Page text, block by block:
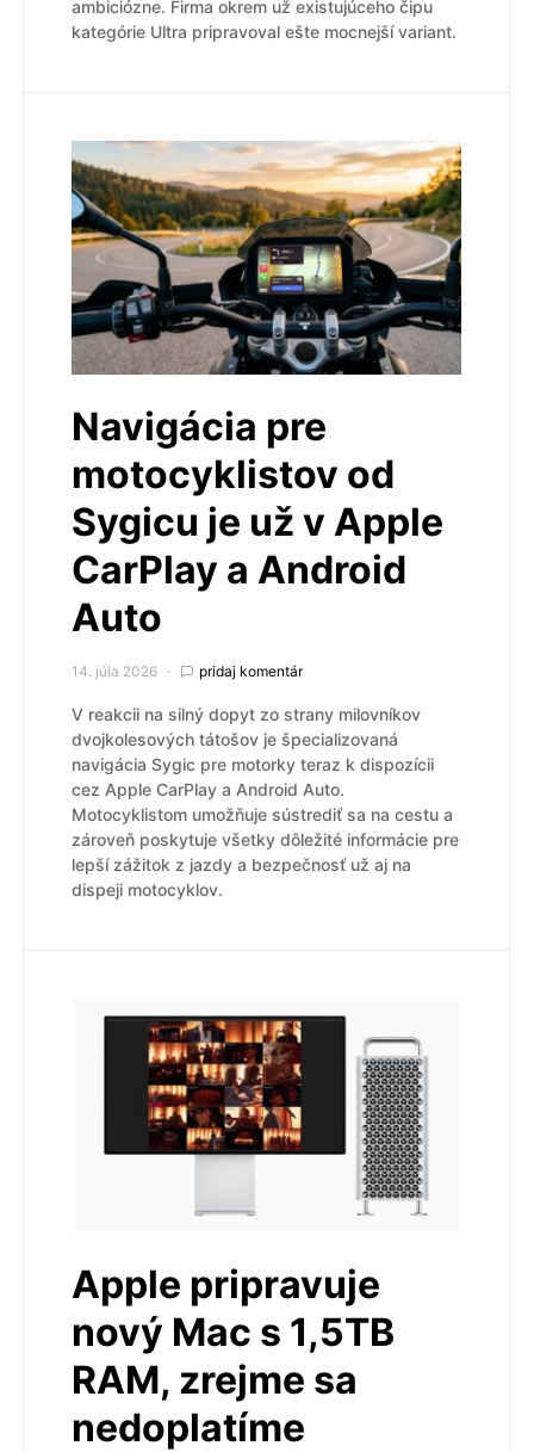
ambiciózne. Firma okrem už existujúceho čipu
kategórie Ultra pripravoval ešte mocnejší variant.
Navigácia pre
motocyklistov od
Sygicu je už v Apple
CarPlay a Android
Auto
14. júla 2026 pridaj komentár
V reakcii na silný dopyt zo strany milovníkov
dvojkolesových tátošov je špecializovaná
navigácia Sygic pre motorky teraz k dispozícii
cez Apple CarPlay a Android Auto.
Motocyklistom umožňuje sústrediť sa na cestu a
zároveň poskytuje všetky dôležité informácie pre
lepší zážitok z jazdy a bezpečnosť už aj na
dispeji motocyklov.
Apple pripravuje
nový Mac s 1,5TB
RAM, zrejme sa
nedoplatíme